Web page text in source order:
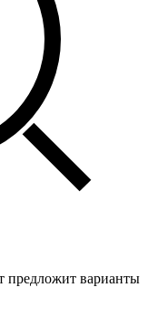
предложит варианты